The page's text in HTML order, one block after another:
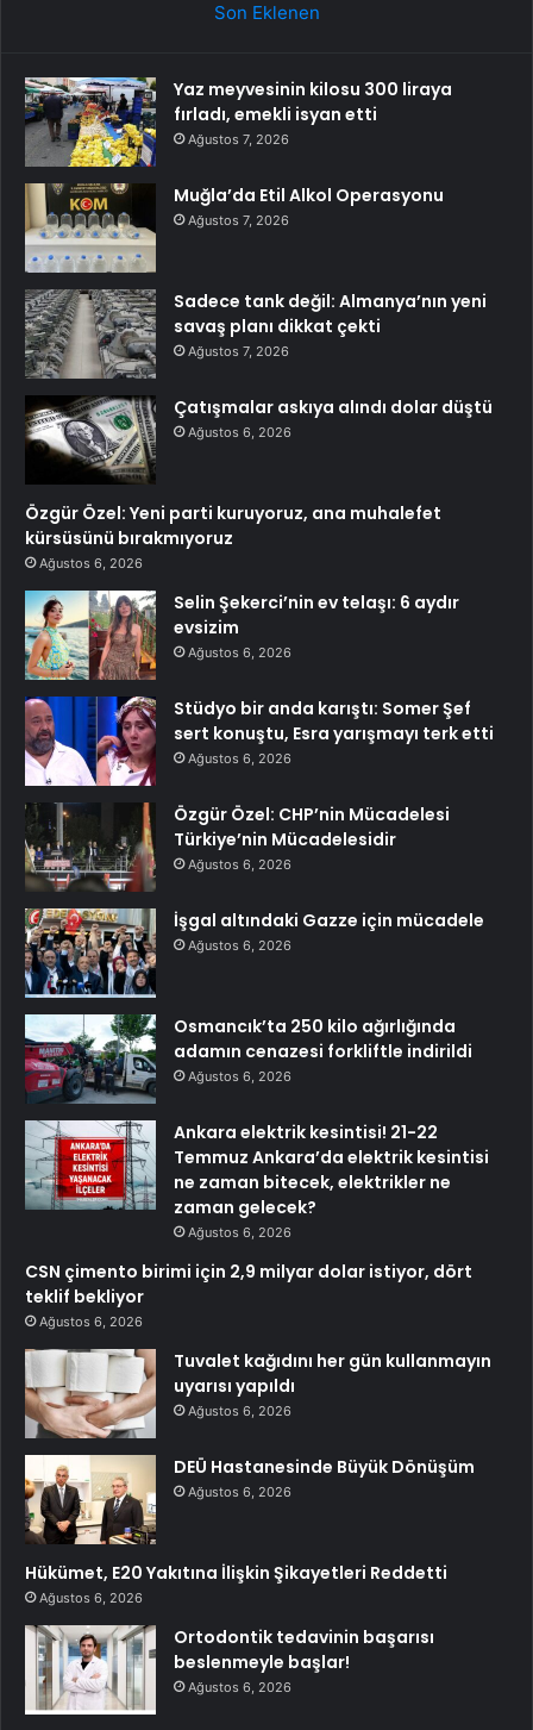
Son Eklenen
Yaz meyvesinin kilosu 300 liraya
fırladı, emekli isyan etti
Ağustos 7, 2026
Muğla’da Etil Alkol Operasyonu
Ağustos 7, 2026
Sadece tank değil: Almanya’nın yeni
savaş planı dikkat çekti
Ağustos 7, 2026
Çatışmalar askıya alındı dolar düştü
Ağustos 6, 2026
Özgür Özel: Yeni parti kuruyoruz, ana muhalefet
kürsüsünü bırakmıyoruz
Ağustos 6, 2026
Selin Şekerci’nin ev telaşı: 6 aydır
evsizim
Ağustos 6, 2026
Stüdyo bir anda karıştı: Somer Şef
sert konuştu, Esra yarışmayı terk etti
Ağustos 6, 2026
Özgür Özel: CHP’nin Mücadelesi
Türkiye’nin Mücadelesidir
Ağustos 6, 2026
İşgal altındaki Gazze için mücadele
Ağustos 6, 2026
Osmancık’ta 250 kilo ağırlığında
adamın cenazesi forkliftle indirildi
Ağustos 6, 2026
Ankara elektrik kesintisi! 21-22
Temmuz Ankara’da elektrik kesintisi
ne zaman bitecek, elektrikler ne
zaman gelecek?
Ağustos 6, 2026
CSN çimento birimi için 2,9 milyar dolar istiyor, dört
teklif bekliyor
Ağustos 6, 2026
Tuvalet kağıdını her gün kullanmayın
uyarısı yapıldı
Ağustos 6, 2026
DEÜ Hastanesinde Büyük Dönüşüm
Ağustos 6, 2026
Hükümet, E20 Yakıtına İlişkin Şikayetleri Reddetti
Ağustos 6, 2026
Ortodontik tedavinin başarısı
beslenmeyle başlar!
Ağustos 6, 2026